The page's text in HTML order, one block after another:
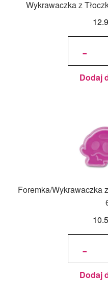
Wykrawaczka z
-
ilość
z
Auto - 7
Städter
Dodaj
Foremka/Wykrawaczka
-
z
Dodaj